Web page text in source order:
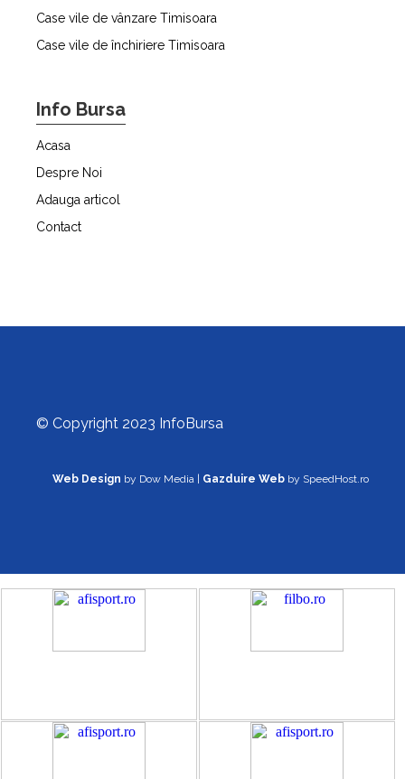
Case vile de vânzare Timisoara
Case vile de închiriere Timisoara
Info Bursa
Acasa
Despre Noi
Adauga articol
Contact
© Copyright 2023 InfoBursa
Web Design by Dow Media | Gazduire Web by SpeedHost.ro